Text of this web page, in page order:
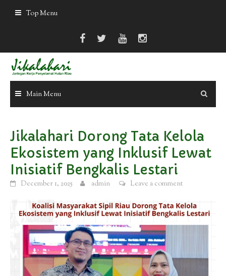
Top Menu
Main Menu
Jikalahari Dorong Tata Kelola
Ekosistem yang Inklusif Lewat
Inisiatif Bengkalis Lestari
December 1, 2025 admin Leave a comment